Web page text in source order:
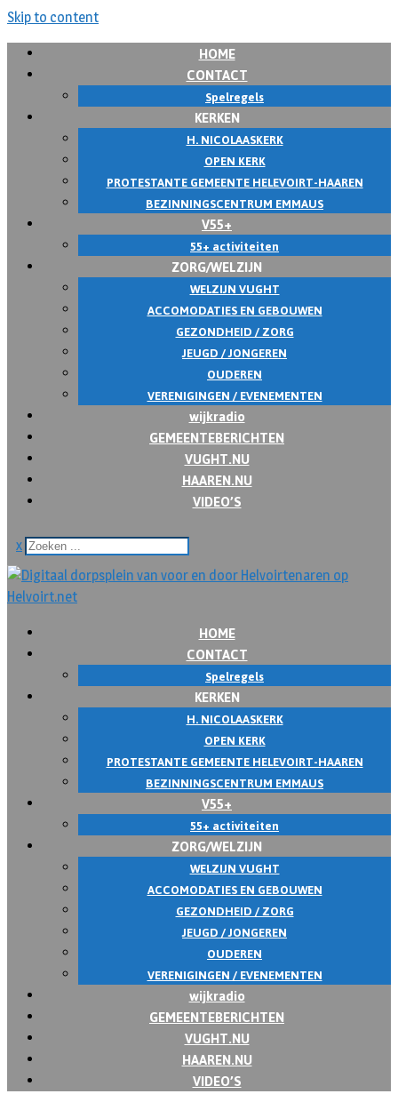
Skip to content
HOME
CONTACT
Spelregels
KERKEN
H. NICOLAASKERK
OPEN KERK
PROTESTANTE GEMEENTE HELEVOIRT-HAAREN
BEZINNINGSCENTRUM EMMAUS
V55+
55+ activiteiten
ZORG/WELZIJN
WELZIJN VUGHT
ACCOMODATIES EN GEBOUWEN
GEZONDHEID / ZORG
JEUGD / JONGEREN
OUDEREN
VERENIGINGEN / EVENEMENTEN
wijkradio
GEMEENTEBERICHTEN
VUGHT.NU
HAAREN.NU
VIDEO’S
x
HOME
CONTACT
Spelregels
KERKEN
H. NICOLAASKERK
OPEN KERK
PROTESTANTE GEMEENTE HELEVOIRT-HAAREN
BEZINNINGSCENTRUM EMMAUS
V55+
55+ activiteiten
ZORG/WELZIJN
WELZIJN VUGHT
ACCOMODATIES EN GEBOUWEN
GEZONDHEID / ZORG
JEUGD / JONGEREN
OUDEREN
VERENIGINGEN / EVENEMENTEN
wijkradio
GEMEENTEBERICHTEN
VUGHT.NU
HAAREN.NU
VIDEO’S